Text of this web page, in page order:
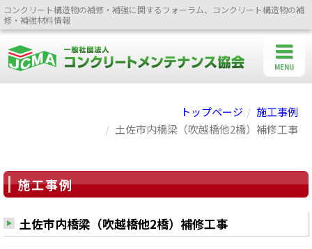
コンクリート構造物の補修・補強に関するフォーラム、コンクリート構造物の補
修・補強材料情報
トップページ
施工事例
土佐市内橋梁（吹越橋他2橋）補修工事
施工事例
土佐市内橋梁（吹越橋他2橋）補修工事
MENU